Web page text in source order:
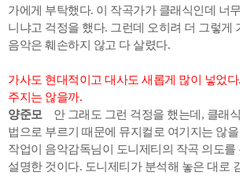
가에게 부탁했다. 이 작곡가가 클래식인데 너
니냐고 걱정을 했다. 그런데 오히려 더 그렇게
음악은 훼손하지 않고 다 살렸다.
가사도 현대적이고 대사도 새롭게 많이 넣었
주지는 않을까.
양준모 안 그래도 그런 걱정을 했는데, 클래
법으로 부르기 때문에 뮤지컬로 여기지는 않
작업이 음악감독님이 도니제티의 작곡 의도를
설명한 것이다. 도니제티가 분석해 놓은 대로